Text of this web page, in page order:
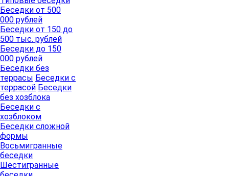
Беседки от 500
000 рублей
Беседки от 150 до
500 тыс. рублей
Беседки до 150
000 рублей
Беседки без
террасы Беседки с
террасой Беседки
без хозблока
Беседки с
хозблоком
Беседки сложной
формы
Восьмигранные
беседки
Шестигранные